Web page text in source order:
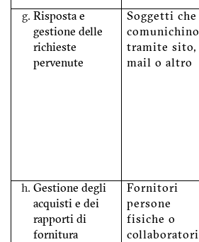
Risposta e
gestione delle
richieste
pervenute
Soggetti che
comunichino
tramite sito,
mail o altro
Gestione degli
acquisti e dei
rapporti di
fornitura
Fornitori
persone
fisiche o
collaboratori